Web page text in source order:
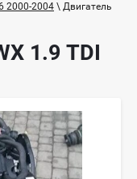
2000-2004 \ Двигатель
1.9 TDI